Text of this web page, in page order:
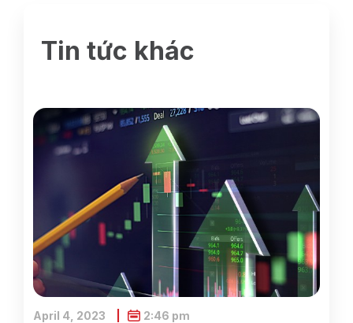
Tin tức khác
April 4, 2023 2:46 pm